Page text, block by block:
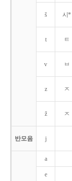
š 시*
t ㅌ
v ㅂ
z ㅈ
ž ㅈ
반모음 j
a
e